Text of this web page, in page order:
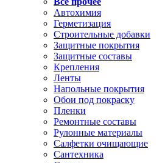
Автохимия
Герметизация
Строительные добавки
Защитные покрытия
Защитные составы
Крепления
Ленты
Напольные покрытия
Обои под покраску
Пленки
Ремонтные составы
Рулонные материалы
Салфетки очищающие
Сантехника